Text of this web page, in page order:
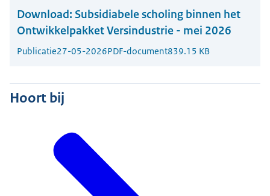
Download: Subsidiabele scholing binnen het
Ontwikkelpakket Versindustrie - mei 2026
Publicatie27-05-2026PDF-document839.15 KB
Hoort bij